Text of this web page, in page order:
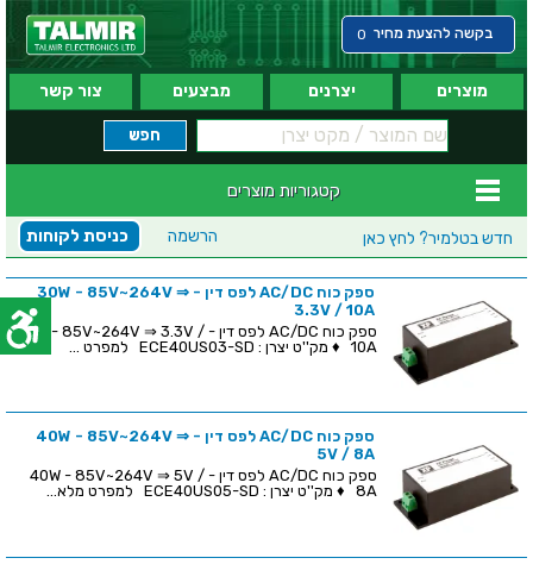
בקשה להצעת מחיר 0
מוצרים יצרנים מבצעים צור קשר
קטגוריות מוצרים
חדש בטלמיר? לחץ כאן כניסת לקוחות הרשמה
ספק כוח AC/DC לפס דין - 30W - 85V~264V ⇒
3.3V / 10A
ספק כוח AC/DC לפס דין - 30W - 85V~264V ⇒ 3.3V /
10A ♦ מק''ט יצרן : ECE40US03-SD למפרט ...
ספק כוח AC/DC לפס דין - 40W - 85V~264V ⇒
5V / 8A
ספק כוח AC/DC לפס דין - 40W - 85V~264V ⇒ 5V /
8A ♦ מק''ט יצרן : ECE40US05-SD למפרט מלא...